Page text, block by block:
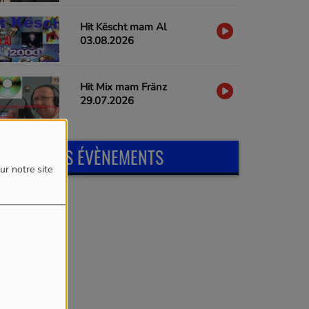
notre site
Hit Këscht mam Al
03.08.2026
Hit Mix mam Fränz
29.07.2026
PROCHAINS ÉVÈNEMENTS